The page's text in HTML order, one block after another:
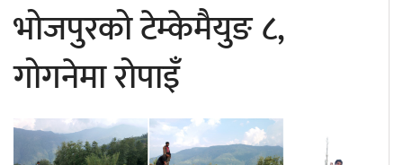
निर्वाचन खबर
समाचार
राजनीति
भोजपुरको टेम्केमैयुङ ८,
गोगनेमा रोपाइँ